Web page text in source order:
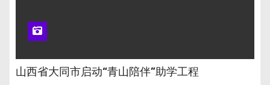
山西省大同市启动“青山陪伴”助学工程